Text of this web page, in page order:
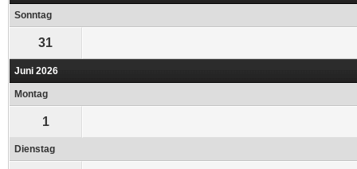
Sonntag
31
Juni 2026
Montag
1
Dienstag